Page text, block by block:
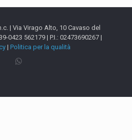
| Via Virago Alto, 10 Cavaso del
0423 562179 | P.I.: 02473690267 |
| Politica per la qualità